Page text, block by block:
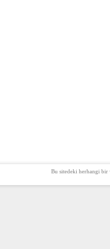
Bu sitedeki herhangi bir